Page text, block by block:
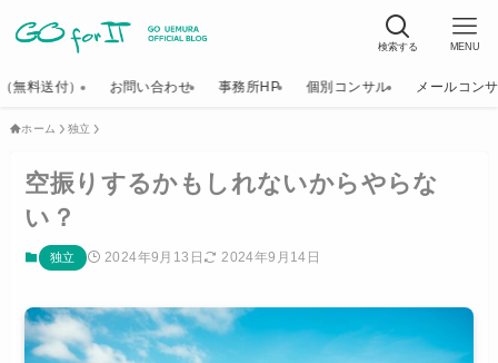
検索する MENU
無料送付） お問い合わせ 事務所HP 個別コンサル メールコン
ホーム 独立
空振りするかもしれないからやらな
い？
独立 2024年9月13日 2024年9月14日